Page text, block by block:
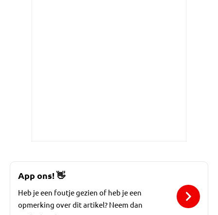
App ons!👋
Heb je een foutje gezien of heb je een
opmerking over dit artikel? Neem dan